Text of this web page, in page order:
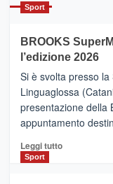
con
la
Al
via
i
collegamenti
Sport
BROOKS
l’edizione 2026
Si è svolta presso
Linguaglossa
presentazione della
appuntamento
Leggi tuttoLeggi
Sport